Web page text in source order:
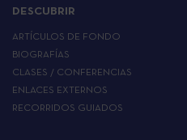
DESCUBRIR
ARTÍCULOS DE FONDO
BIOGRAFÍAS
CLASES / CONFERENCIAS
ENLACES EXTERNOS
RECORRIDOS GUIADOS